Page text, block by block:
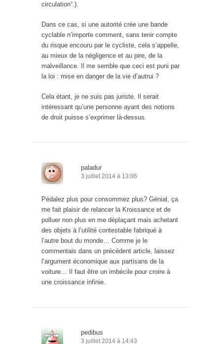
circulation“.).
Dans ce cas, si une autorité crée une bande
cyclable n’importe comment, sans tenir compte
du risque encouru par le cycliste, cela s’appelle,
au mieux de la négligence et au pire, de la
malveillance. Il me semble que ceci est puni par
la loi : mise en danger de la vie d’autrui ?
Cela étant, je ne suis pas juriste. Il serait
intéressant qu’une personne ayant des notions
de droit puisse s’exprimer là-dessus.
paladur
3 juillet 2014 à 13:06
Pédalez plus pour consommez plus? Génial, ça
me fait plaisir de relancer la Kroissance et de
polluer non plus en me déplaçant mais achetant
des objets à l’utilité contestable fabriqué à
l’autre bout du monde… Comme je le
commentais dans un précédent article, laissez
l’argument économique aux partisans de la
voiture… Il faut être un imbécile pour croire à
une croissance infinie.
pedibus
3 juillet 2014 à 14:43